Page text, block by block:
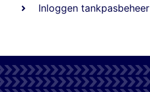
Inloggen tankpasbeheer